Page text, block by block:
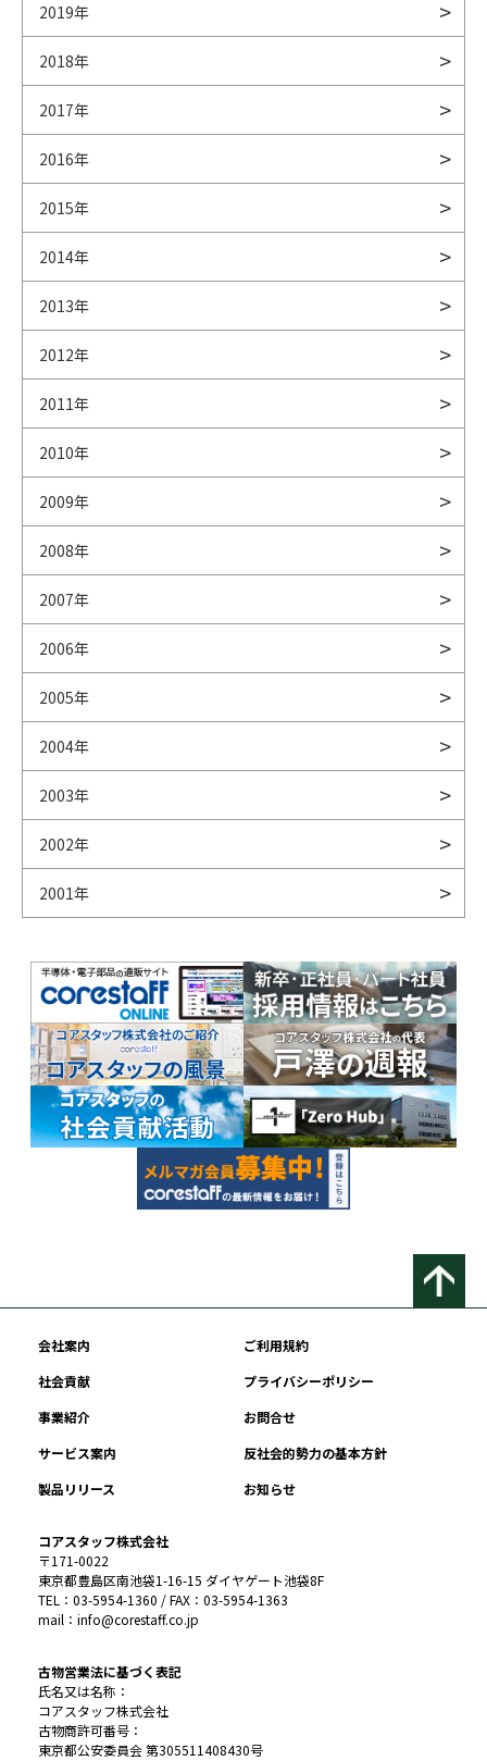
2019年
2018年
2017年
2016年
2015年
2014年
2013年
2012年
2011年
2010年
2009年
2008年
2007年
2006年
2005年
2004年
2003年
2002年
2001年
会社案内
ご利用規約
社会貢献
プライバシーポリシー
事業紹介
お問合せ
サービス案内
反社会的勢力の基本方針
製品リリース
お知らせ
コアスタッフ株式会社
〒171-0022
東京都豊島区南池袋1-16-15 ダイヤゲート池袋8F
TEL：03-5954-1360 / FAX：03-5954-1363
mail：info@corestaff.co.jp
古物営業法に基づく表記
氏名又は名称：
コアスタッフ株式会社
古物商許可番号：
東京都公安委員会 第305511408430号